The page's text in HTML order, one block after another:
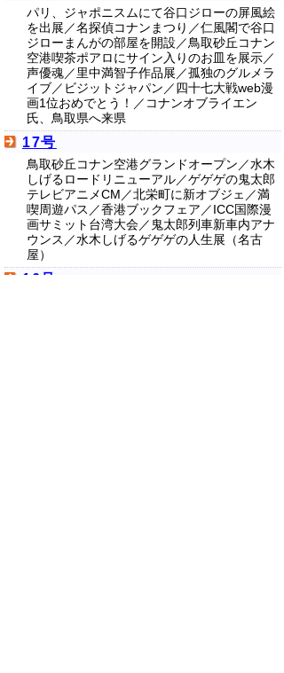
パリ、ジャポニスムにて谷口ジローの屏風絵
を出展／名探偵コナンまつり／仁風閣で谷口
ジローまんがの部屋を開設／鳥取砂丘コナン
空港喫茶ポアロにサイン入りのお皿を展示／
声優魂／里中満智子作品展／孤独のグルメラ
イブ／ビジットジャパン／四十七大戦web漫
画1位おめでとう！／コナンオブライエン
氏、鳥取県へ来県
17号
鳥取砂丘コナン空港グランドオープン／水木
しげるロードリニューアル／ゲゲゲの鬼太郎
テレビアニメCM／北栄町に新オブジェ／満
喫周遊パス／香港ブックフェア／ICC国際漫
画サミット台湾大会／鬼太郎列車新車内アナ
ウンス／水木しげるゲゲゲの人生展（名古
屋）
16号